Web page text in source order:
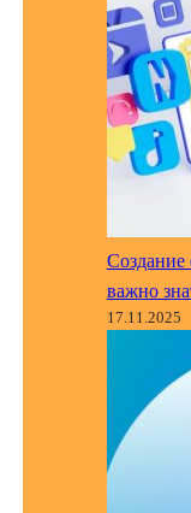
Создание
важно
17.11.2025